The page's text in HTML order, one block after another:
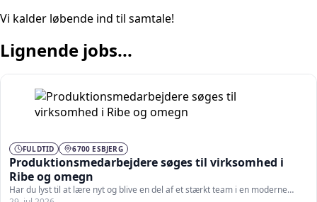
Vi kalder løbende ind til samtale!
Lignende jobs...
FULDTID 6700 ESBJERG
Produktionsmedarbejdere søges til virksomhed i
Ribe og omegn
Har du lyst til at lære nyt og blive en del af et stærkt team i en moderne…